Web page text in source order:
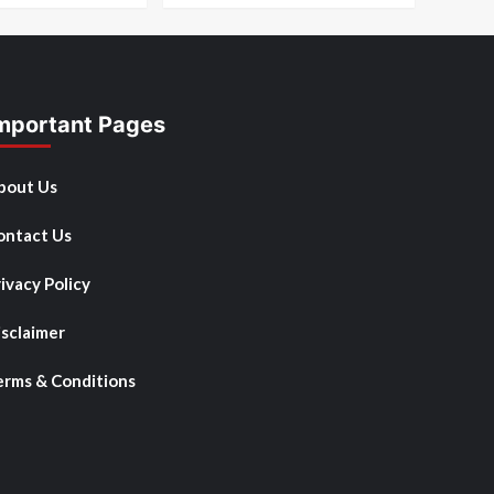
Pages
Us
Us
Policy
& Conditions